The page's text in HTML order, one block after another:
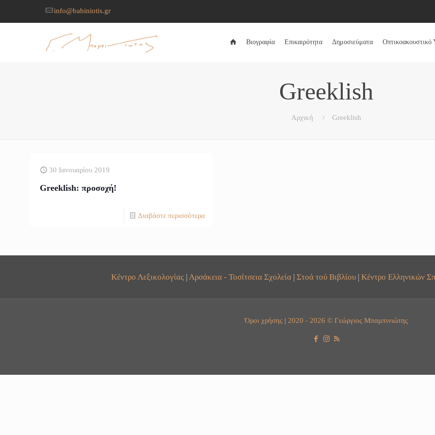
info@babiniotis.gr
Βιογραφία Επικαιρότητα Δημοσιεύματα Οπτικοακουστικό
Greeklish
Αρχική Greeklish
30 Ιανουαρίου 2019
Greeklish: προσοχή!
Διαβάστε περισσότερα
Κέντρο Λεξικολογίας| Αρσάκεια - Τοσίτσεια Σχολεία| Στοά τού Βιβλίου| Κέντρο Ελληνικών
Όροι χρήσης | 2020 - 2026 © Γεώργιος Μπαμπινιώτης